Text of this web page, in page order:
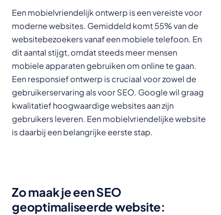
Een mobielvriendelijk ontwerp is een vereiste voor
moderne websites. Gemiddeld komt 55% van de
websitebezoekers vanaf een mobiele telefoon. En
dit aantal stijgt, omdat steeds meer mensen
mobiele apparaten gebruiken om online te gaan.
Een responsief ontwerp is cruciaal voor zowel de
gebruikerservaring als voor SEO. Google wil graag
kwalitatief hoogwaardige websites aan zijn
gebruikers leveren. Een mobielvriendelijke website
is daarbij een belangrijke eerste stap.
Zo maak je een SEO
geoptimaliseerde website: